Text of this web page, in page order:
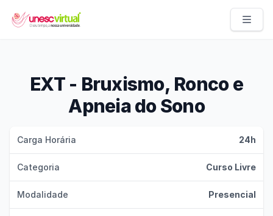
UNESC VIRTUAL
EXT - Bruxismo, Ronco e
Apneia do Sono
Carga Horária 24h
Categoria Curso Livre
Modalidade Presencial